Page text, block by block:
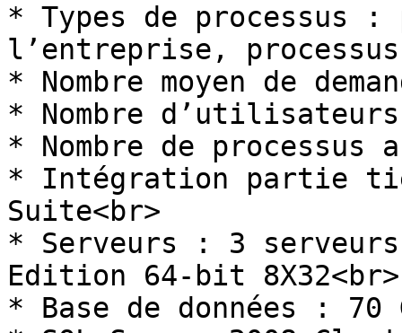
* Types de processus
l’entreprise,
* Nombre moyen de
* Nombre
* Nombre de
* Intégration partie
Suite<br>
* Serveurs : 3 serveurs
Edition 64-bit 8X32<br>
* Base de données : 70